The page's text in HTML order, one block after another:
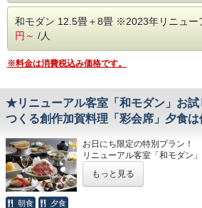
強 肴 鱧と野菜揚げ
台 物 和牛しゃぶ鍋
り 釜飯御飯(白米)
水菓子 さくらんぼプ
※仕入の状況や季節に
わる場合がございます。
■ご朝食 ～多々見の朝
（夏のお献立 一例）
食前酒 梅の香り
向 付 日本海の恵み
焼 物 サーモンポテ
強 肴 鱧と野菜揚げ
御食事 温泉で焚きあ
り 釜飯御飯(白米)
留 椀 鶏つみれ清汁
和モダン 12.5畳＋8畳 ※2023年リニュ
円～ /人
※料金は消費税込み価格です。
★リニューアル客室「和モダン」お
つくる創作加賀料理「彩会席」夕食は
お日にち限定の特別プラン！
リニューアル客室「和モダン
■夕食
もっと見る
朝食 夕食